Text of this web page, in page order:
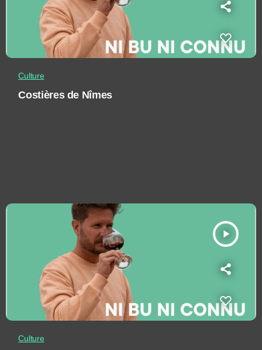
Culture
Costières de Nîmes
play_arrow
Culture